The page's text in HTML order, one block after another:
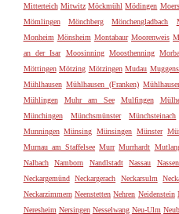
Mitterteich Mitwitz Möckmühl Mödingen Moers
Mömlingen
Mönchberg Mönchengladbach
Monheim Mönsheim Montabaur Moorenweis
an der Isar
Moosinning Moosthenning
Möttingen Mötzing Mötzingen Mudau
Mühlhausen Mühlhausen (Franken)
Mühlingen
Muhr am See Mulfingen
Münchingen
Münchsmünster Münchsteinach
Munningen Münsing Münsingen Münster
Murnau am Staffelsee Murr Murrhardt
Nalbach
Namborn Nandlstadt Nassau
Neckargemünd Neckargerach Neckarsulm
Neckarzimmern Neenstetten Nehren Neidenstein
Neresheim Nersingen Nesselwang Neu-Ulm